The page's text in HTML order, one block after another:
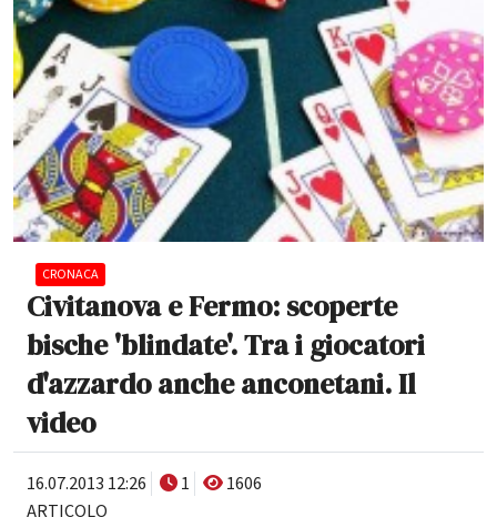
CRONACA
Civitanova e Fermo: scoperte
bische 'blindate'. Tra i giocatori
d'azzardo anche anconetani. Il
video
16.07.2013 12:26 1
1606
ARTICOLO